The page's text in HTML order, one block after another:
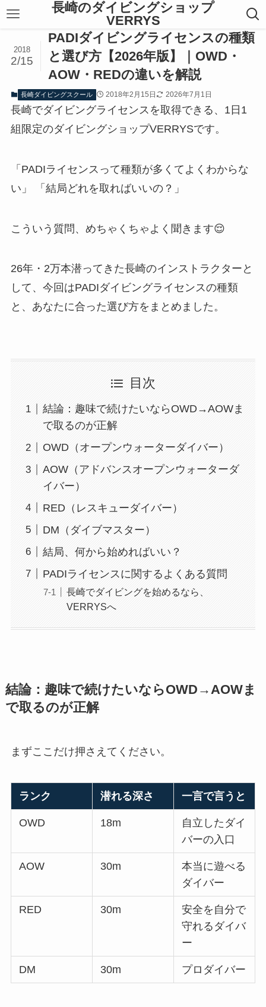
長崎のダイビングショップ
VERRYS
PADIダイビングライセンスの種類
と選び方【2026年版】｜OWD・
AOW・REDの違いを解説
2018
2/15
長崎ダイビングスクール 2018年2月15日 2026年7月1日
長崎でダイビングライセンスを取得できる、1日1
組限定のダイビングショップVERRYSです。
「PADIライセンスって種類が多くてよくわからな
い」 「結局どれを取ればいいの？」
こういう質問、めちゃくちゃよく聞きます😌
26年・2万本潜ってきた長崎のインストラクターと
して、今回はPADIダイビングライセンスの種類
と、あなたに合った選び方をまとめました。
目次
結論：趣味で続けたいならOWD→AOWま
で取るのが正解
OWD（オープンウォーターダイバー）
AOW（アドバンスオープンウォーターダ
イバー）
RED（レスキューダイバー）
DM（ダイブマスター）
結局、何から始めればいい？
PADIライセンスに関するよくある質問
長崎でダイビングを始めるなら、
VERRYSへ
結論：趣味で続けたいならOWD→AOWま
で取るのが正解
まずここだけ押さえてください。
ランク 潜れる深さ 一言で言うと
OWD 18m
自立したダイ
バーの入口
AOW 30m
本当に遊べる
ダイバー
RED 30m
安全を自分で
守れるダイバ
ー
DM 30m プロダイバー